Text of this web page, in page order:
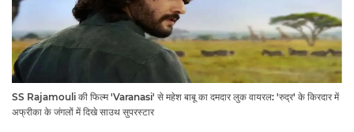
SS Rajamouli की फिल्म 'Varanasi' से महेश बाबू का दमदार लुक वायरल: 'रुद्र' के किरदार में
अफ्रीका के जंगलों में दिखे साउथ सुपरस्टार